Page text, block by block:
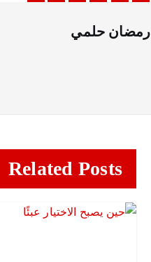
رمضان حلمي
Related Posts